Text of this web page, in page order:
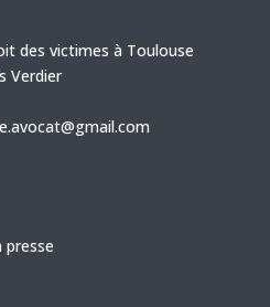
Verdier
presse